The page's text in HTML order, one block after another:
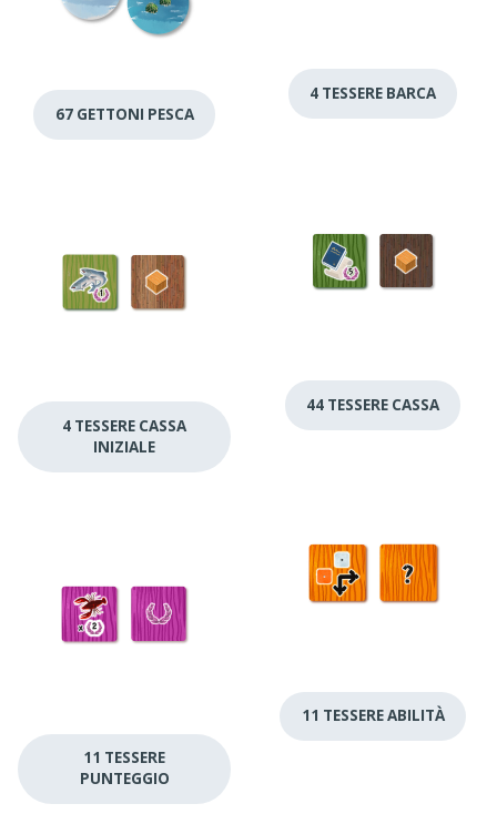
4 TESSERE BARCA
67 GETTONI PESCA
44 TESSERE CASSA
4 TESSERE CASSA
INIZIALE
11 TESSERE ABILITÀ
11 TESSERE
PUNTEGGIO